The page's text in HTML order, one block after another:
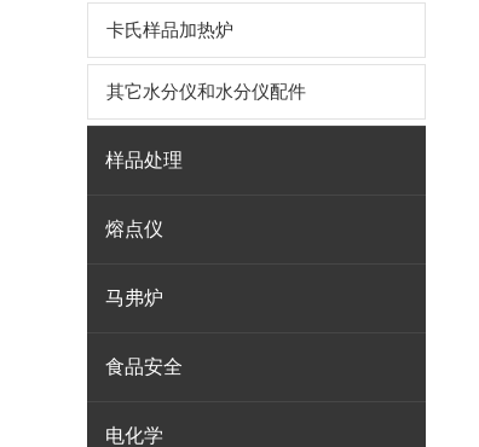
卡氏样品加热炉
其它水分仪和水分仪配件
样品处理
熔点仪
马弗炉
食品安全
电化学